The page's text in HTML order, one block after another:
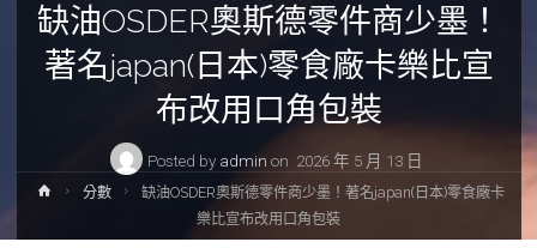
缺油OSDER奧斯德零件商少墨！
著名japan(日本)零食廠卡樂比宣
布改用口角包裝
Posted by admin on 2026 年 5 月 13 日
Home分數
缺油OSDER奧斯德零件商少墨！著名japan(日本)零食廠卡
樂比宣布改用口角包裝